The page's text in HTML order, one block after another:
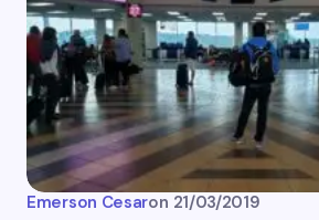
Emerson Cesaron 21/03/2019